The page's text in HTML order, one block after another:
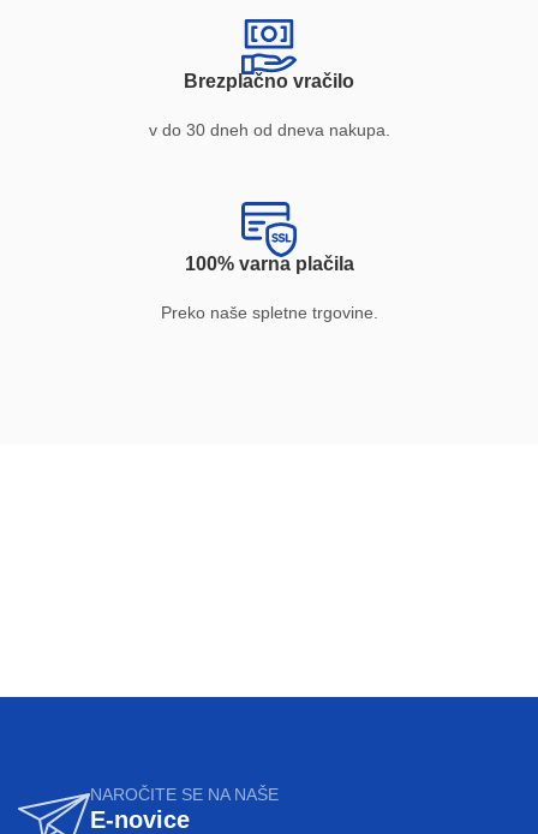
Brezplačno vračilo
v do 30 dneh od dneva nakupa.
100% varna plačila
Preko naše spletne trgovine.
NAROČITE SE NA NAŠE
E-novice